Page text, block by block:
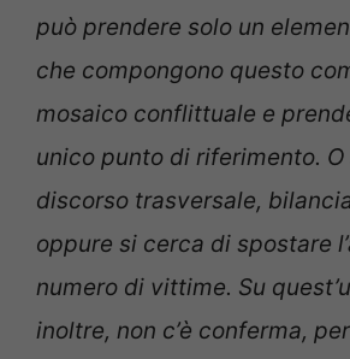
può prendere solo un
che compongono questo
mosaico conflittuale e
unico punto di riferimento. O
discorso trasversale,
oppure si cerca di spostare
numero di vittime. Su
inoltre, non c’è conferma,